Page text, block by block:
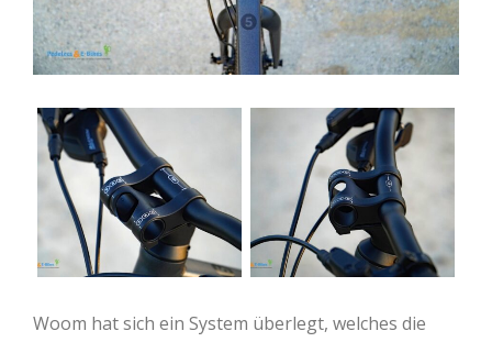
Woom hat sich ein System überlegt, welches die